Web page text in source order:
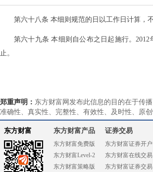
第六十八条 本细则规范的日以工作日计算，
第六十九条 本细则自公布之日起施行。
止。
郑重声明： 东方财富网发布此信息的目的在于传
准确性、真实性、完整性、有效性、及时性、原
东方财富 东方财富产品
东方财富免费版
东方财富Level-2
东方财富策略版
证券交易
东方财富证券开户
东方财富在线交易
东方财富证券交易